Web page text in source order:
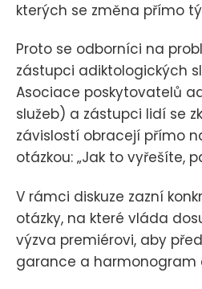
kterých se změna přímo
Proto se odborníci na
zástupci adiktologických
Asociace poskytovatelů
služeb) a zástupci lidí se
závislostí obracejí přímo
otázkou: „Jak to vyřešíte,
V rámci diskuze zazní
otázky, na které vláda
výzva premiérovi, aby
garance a harmonogram